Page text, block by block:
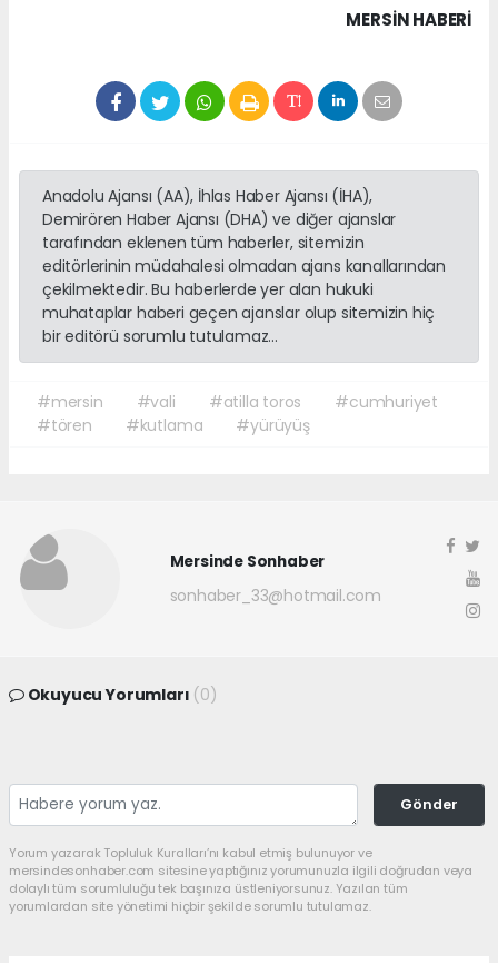
MERSIN HABERİ
Anadolu Ajansı (AA), İhlas Haber Ajansı (İHA),
Demirören Haber Ajansı (DHA) ve diğer ajanslar
tarafından eklenen tüm haberler, sitemizin
editörlerinin müdahalesi olmadan ajans kanallarından
çekilmektedir. Bu haberlerde yer alan hukuki
muhataplar haberi geçen ajanslar olup sitemizin hiç
bir editörü sorumlu tutulamaz...
#mersin #vali #atilla toros
#cumhuriyet
#tören
#kutlama #yürüyüş
Mersinde Sonhaber
sonhaber_33@hotmail.com
Okuyucu Yorumları (0)
Gönder
Yorum yazarak Topluluk Kuralları’nı kabul etmiş bulunuyor ve
mersindesonhaber.com sitesine yaptığınız yorumunuzla ilgili doğrudan veya
dolaylı tüm sorumluluğu tek başınıza üstleniyorsunuz. Yazılan tüm
yorumlardan site yönetimi hiçbir şekilde sorumlu tutulamaz.